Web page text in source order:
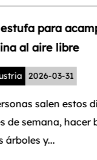
interior
inoxidable
Como parte
acero